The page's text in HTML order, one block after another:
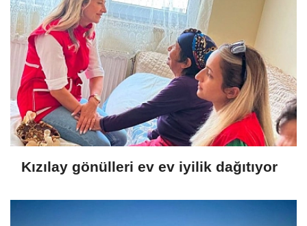
Kızılay gönülleri ev ev iyilik dağıtıyor